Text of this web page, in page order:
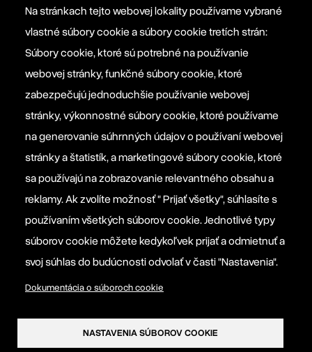
office@szovetseg.sk
Platforma EPP 2012
Manifesto EPP
Informačná povinnosť prevádzkovateľa
Nastavenia súborov cookie
Na stránkach tejto webovej lokality používame vybrané
vlastné súbory cookie a súbory cookie tretích strán:
Súbory cookie, ktoré sú potrebné na používanie
webovej stránky, funkčné súbory cookie, ktoré
zabezpečujú jednoduchšie používanie webovej
stránky, výkonnostné súbory cookie, ktoré používame
na generovanie súhrnných údajov o používaní webovej
stránky a štatistík, a marketingové súbory cookie, ktoré
sa používajú na zobrazovanie relevantného obsahu a
reklamy. Ak zvolíte možnosť " Prijať všetky", súhlasíte s
používaním všetkých súborov cookie. Jednotlivé typy
súborov cookie môžete kedykoľvek prijať a odmietnuť a
svoj súhlas do budúcnosti odvolať v časti "Nastavenia".
Dokumentácia o súboroch cookie
NASTAVENIA SÚBOROV COOKIE